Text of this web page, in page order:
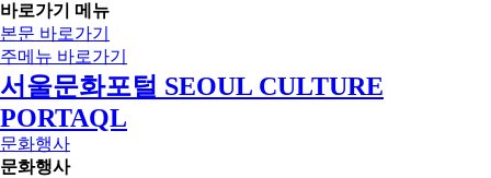
바로가기 메뉴
본문 바로가기
주메뉴 바로가기
서울문화포털 SEOUL CULTURE
PORTAQL
문화행사
문화행사